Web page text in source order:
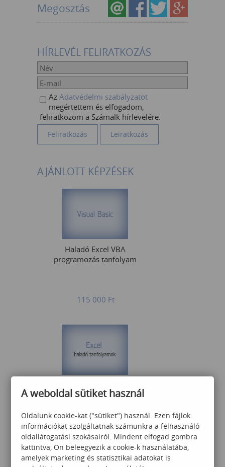
Megosztás
HÍRLEVÉL FELIRATKOZÁS
Az Adatvédelmi szabályzatot
megértettem és elfogadom,
feliratkozom a Számalk hírlevelére.
AJÁNLOTT KÉPZÉSEK
Haladó Excel VBA
programozás tanfolyam
115 000 Ft
75 000Ft
A weboldal sütiket használ
Oldalunk cookie-kat ("sütiket") használ. Ezen fájlok
információkat szolgáltatnak számunkra a felhasználó
oldallátogatási szokásairól. Mindent elfogad gombra
kattintva, Ön beleegyezik a cookie-k használatába,
amelyek marketing és statisztikai adatokat is